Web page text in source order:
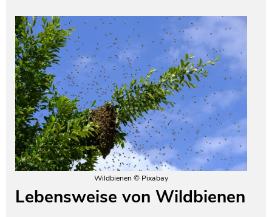
Wildbienen © Pixabay
Lebensweise von Wildbienen